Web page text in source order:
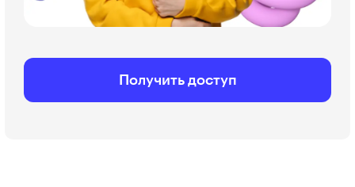
Получить доступ